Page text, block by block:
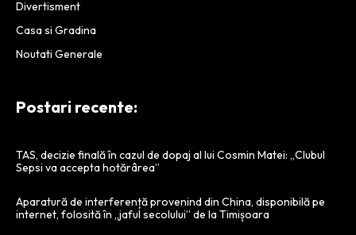
Divertisment
Casa si Gradina
Noutati Generale
Postari recente:
TAS, decizie finală în cazul de dopaj al lui Cosmin Matei: „Clubul
Sepsi va accepta hotărârea”
Aparatură de interferență provenind din China, disponibilă pe
internet, folosită în „jaful secolului” de la Timișoara